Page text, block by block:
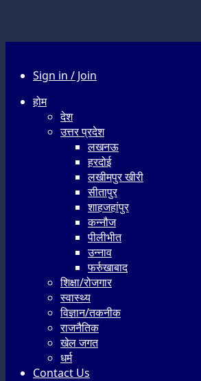
Sign in / Join
होम
देश
उत्तर प्रदेश
लखनऊ
हरदोई
लखीमपुर खीरी
सीतापुर
शाहजहांपुर
कन्नौज
पीलीभीत
उन्नाव
फर्रुखाबाद
शिक्षा/रोजगार
स्वास्थ्य
विज्ञान/तकनीक
राजनैतिक
खेल जगत
धर्म
Contact Us